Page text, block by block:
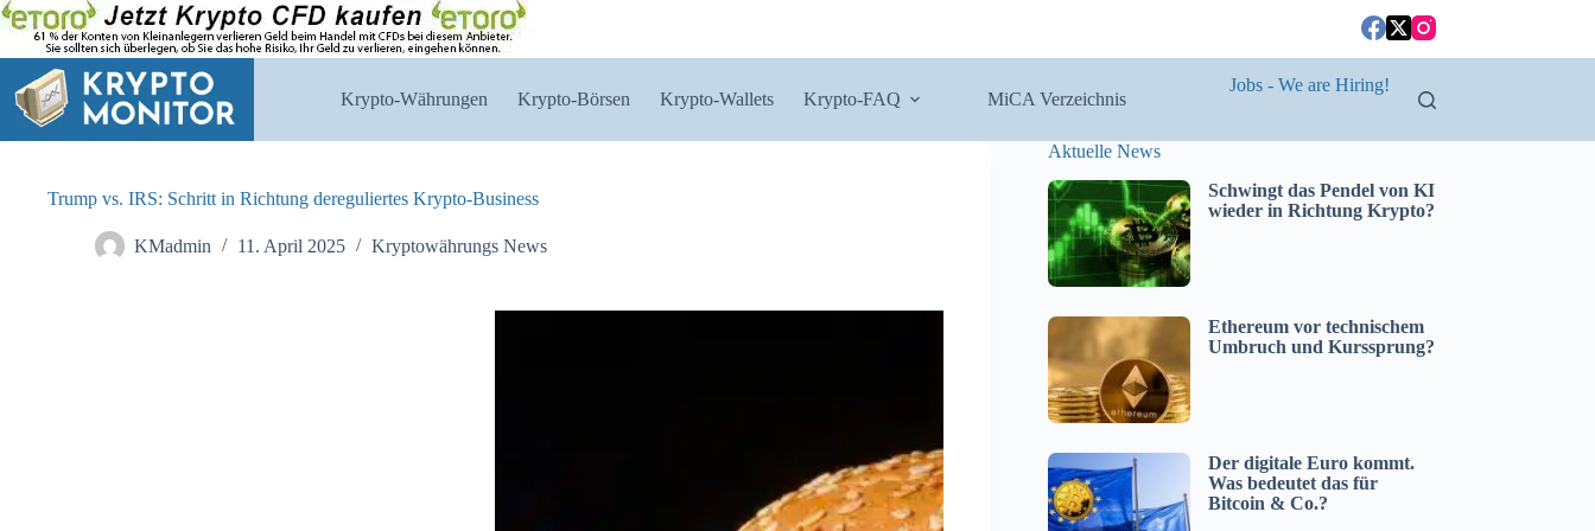
Zum
Inhalt
springen
Krypto-Währungen Krypto-Börsen Krypto-Wallets Krypto-FAQ MiCA Verzeichnis
Jobs - We are Hiring!
Trump vs. IRS: Schritt in Richtung dereguliertes Krypto-Business
KMadmin 11. April 2025 Kryptowährungs News
Aktuelle News
Schwingt das Pendel von KI
wieder in Richtung Krypto?
Ethereum vor technischem
Umbruch und Kurssprung?
Der digitale Euro kommt.
Was bedeutet das für
Bitcoin & Co.?